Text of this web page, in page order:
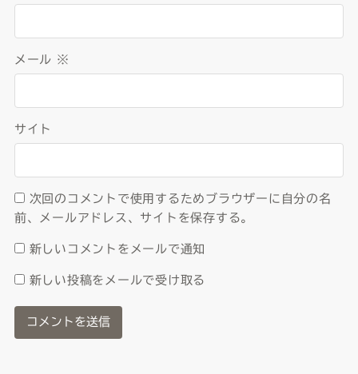
メール ※
サイト
次回のコメントで使用するためブラウザーに自分の名
前、メールアドレス、サイトを保存する。
新しいコメントをメールで通知
新しい投稿をメールで受け取る